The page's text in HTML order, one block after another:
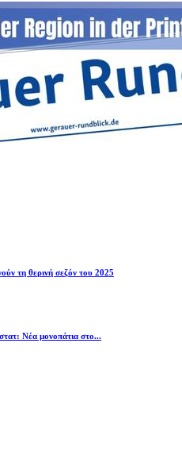
τη θερινή σεζόν του 2025
Νέα μονοπάτια στο...